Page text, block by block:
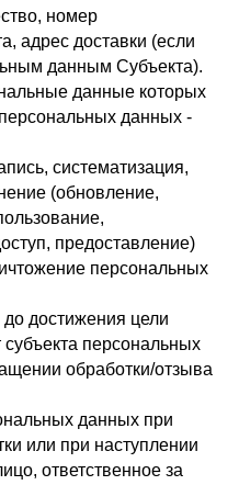
номер
адрес доставки (если
данным Субъекта).
данные которых
данных -
систематизация,
(обновление,
предоставление)
персональных
достижения цели
персональных
обработки/отзыва
данных при
или при наступлении
ответственное за